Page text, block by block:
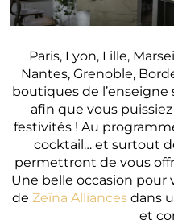
Paris, Lyon, Lille,
Nantes, Grenoble,
boutiques de l’enseigne
afin que vous
festivités ! Au
cocktail… et surtout
permettront de vous
Une belle occasion pour
de Zeïna Alliances dans
et